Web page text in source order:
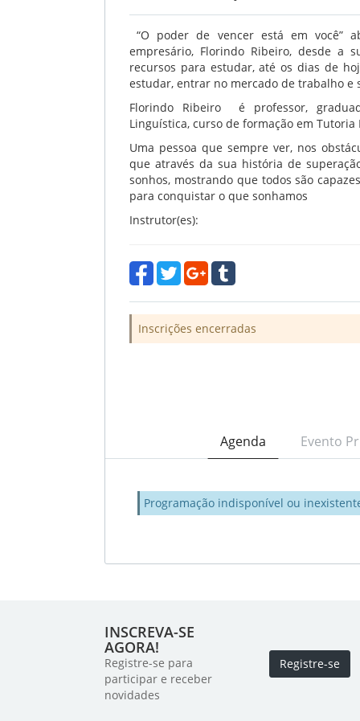
“O poder de vencer está em você”
empresário, Florindo Ribeiro, desde a
recursos para estudar, até os dias de
estudar, entrar no mercado de trabalho
Florindo Ribeiro é professor,
Linguística, curso de formação em
Uma pessoa que sempre ver, nos
que através da sua história de
sonhos, mostrando que todos são
para conquistar o que sonhamos
Instrutor(es):
Inscrições encerradas
Agenda Evento
Programação indisponível ou
INSCREVA-SE
AGORA!
Registre-se para
participar e receber
novidades
Registre-se